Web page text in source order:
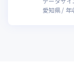
愛知県
年